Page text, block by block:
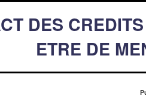
DES
ETRE DE